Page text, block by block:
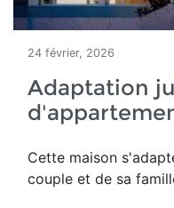
24 février, 2026
Adaptation
Cette maison
couple et de sa